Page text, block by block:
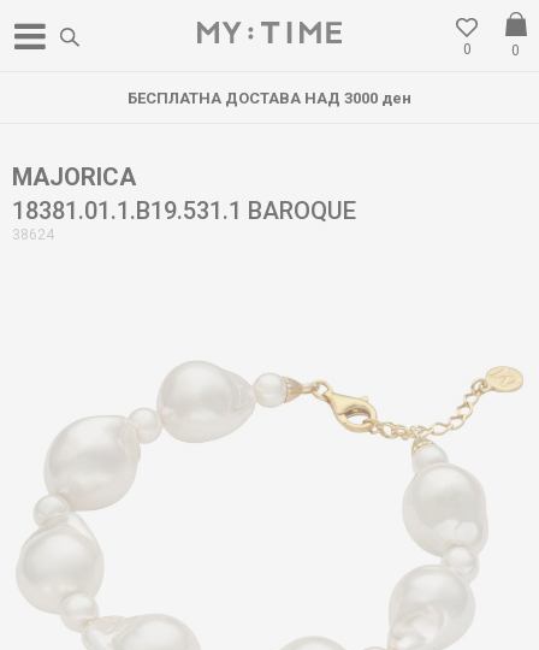
0
0
БЕСПЛАТНА ДОСТАВА НАД 3000 ден
MAJORICA
18381.01.1.B19.531.1 BAROQUE
38624